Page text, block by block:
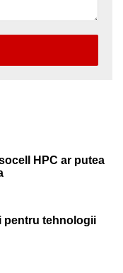
HPC ar putea
pentru tehnologii